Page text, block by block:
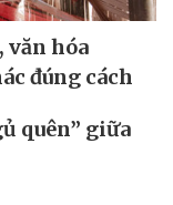
văn hóa
đúng cách
quên” giữa